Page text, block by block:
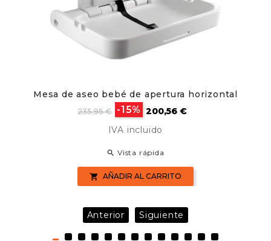
Mesa de aseo bebé de apertura horizontal
Precio
235,95 € -15% Precio
200,56 €
IVA incluido
 Vista rápida
 AÑADIR AL CARRITO
Anterior Siguiente